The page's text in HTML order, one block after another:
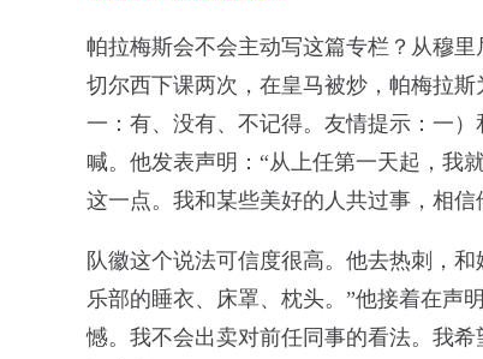
帕拉梅斯会不会主动写这篇专栏？从穆
切尔西下课两次，在皇马被炒，帕梅拉
一：有、没有、不记得。友情提示：一
喊。他发表声明：“从上任第一天起，我
这一点。我和某些美好的人共过事，相
队徽这个说法可信度很高。他去热刺，
乐部的睡衣、床罩、枕头。”他接着在声
憾。我不会出卖对前任同事的看法。我